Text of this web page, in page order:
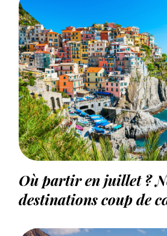
Où partir en juillet ?
destinations coup de